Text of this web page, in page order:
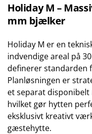
Holiday M –
mm bjælker
Holiday M er en
indvendige areal på
definerer standarden
Planløsningen er
et separat
hvilket gør hytten
eksklusivt kreativt
gæstehytte.